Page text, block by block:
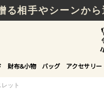
る相手やシーンか
財布&小物 バッグ アクセサリー
ット